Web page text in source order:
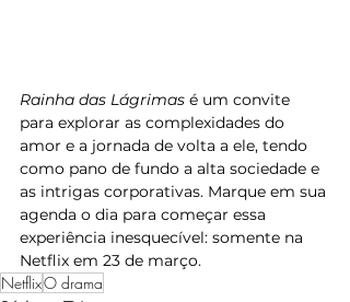
Rainha das Lágrimas é um convite
para explorar as complexidades do
amor e a jornada de volta a ele, tendo
como pano de fundo a alta sociedade e
as intrigas corporativas. Marque em sua
agenda o dia para começar essa
experiência inesquecível: somente na
Netflix em 23 de março.
NetflixO drama